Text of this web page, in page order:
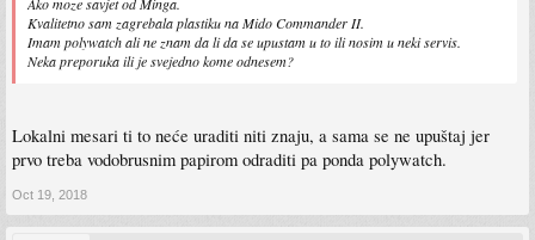
Kvalitetno sam zagrebala plastiku na Mido Commander II.
Imam polywatch ali ne znam da li da se upustam u to ili nosim u neki servis.
Neka preporuka ili je svejedno kome odnesem?
Lokalni mesari ti to neće uraditi niti znaju, a sama se ne upuštaj jer
prvo treba vodobrusnim papirom odraditi pa ponda polywatch.
Oct 19, 2018